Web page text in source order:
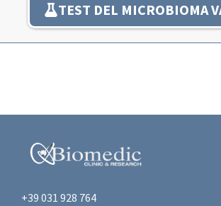
TEST DEL MICROBIOMA
+39 031 928 764